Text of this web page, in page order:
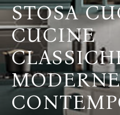
STOSA
CUCINE